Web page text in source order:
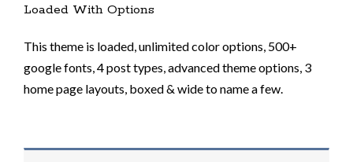
Loaded With Options
This theme is loaded, unlimited color options, 500+
google fonts, 4 post types, advanced theme options, 3
home page layouts, boxed & wide to name a few.